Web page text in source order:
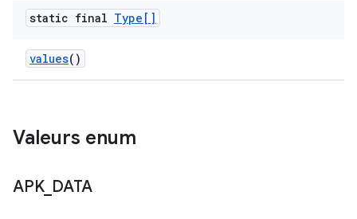
static final Type[]
values()
Valeurs enum
APK_ DATA